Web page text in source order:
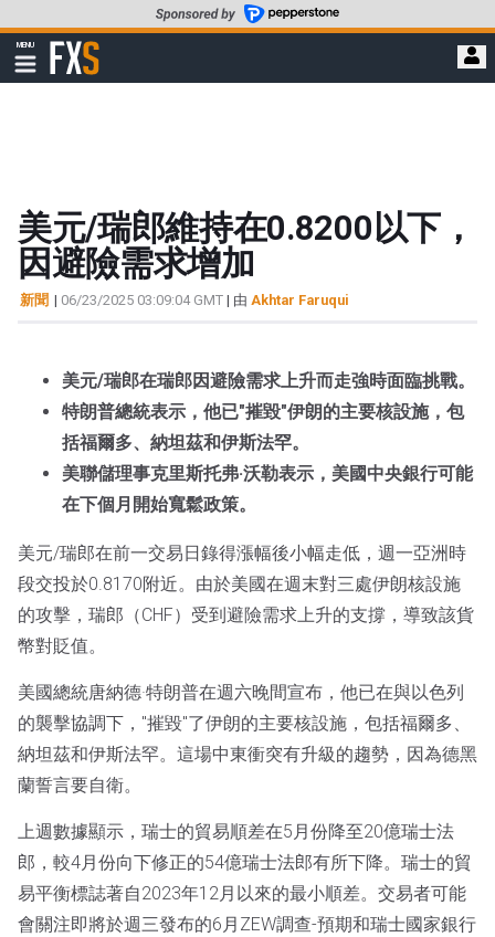
至
要
MENU
顯
示
FXStreet
美元/瑞郎維持在0.8200以下，
因避險需求增加
新聞 | 06/23/2025 03:09:04 GMT | 由 Akhtar Faruqui
美元/瑞郎在瑞郎因避險需求上升而走強時面臨挑戰。
特朗普總統表示，他已"摧毀"伊朗的主要核設施，包
括福爾多、納坦茲和伊斯法罕。
美聯儲理事克里斯托弗·沃勒表示，美國中央銀行可能
在下個月開始寬鬆政策。
美元/瑞郎在前一交易日錄得漲幅後小幅走低，週一亞洲時
段交投於0.8170附近。由於美國在週末對三處伊朗核設施
的攻擊，瑞郎（CHF）受到避險需求上升的支撐，導致該貨
幣對貶值。
美國總統唐納德·特朗普在週六晚間宣布，他已在與以色列
的襲擊協調下，"摧毀"了伊朗的主要核設施，包括福爾多、
納坦茲和伊斯法罕。這場中東衝突有升級的趨勢，因為德黑
蘭誓言要自衛。
上週數據顯示，瑞士的貿易順差在5月份降至20億瑞士法
郎，較4月份向下修正的54億瑞士法郎有所下降。瑞士的貿
易平衡標誌著自2023年12月以來的最小順差。交易者可能
會關注即將於週三發布的6月ZEW調查-預期和瑞士國家銀行